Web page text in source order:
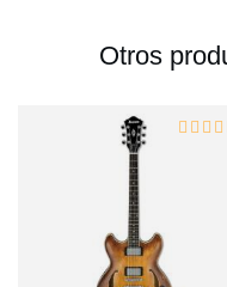
Otros